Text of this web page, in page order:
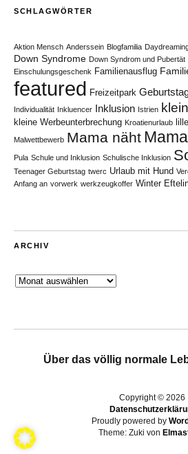
SCHLAGWÖRTER
Aktion Mensch Anderssein Blogfamilia
Down Syndrome Down Syndrom und Pubertät
Einschulungsgeschenk Familienausflug
featured Freizeitpark
Individualität Inkluencer Inklusion Istrien
kleine Werbeunterbrechung Kroatienurlaub
Malwettbewerb Mama näht
Pula Schule und Inklusion Schulische Inklusion
Teenager Geburtstag twerc Urlaub mit Hund
Anfang an vorwerk werkzeugkoffer Winter
ARCHIV
Archiv
Über das völlig normale
Copyright © 2026
Proudly powered by
Theme: Zuki von